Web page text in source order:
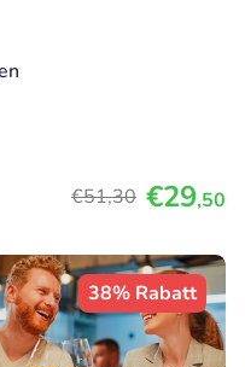
€51,30 €29,50
38% Rabatt